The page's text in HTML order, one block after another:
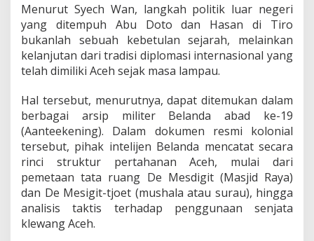
Menurut Syech Wan, langkah politik luar negeri
yang ditempuh Abu Doto dan Hasan di Tiro
bukanlah sebuah kebetulan sejarah, melainkan
kelanjutan dari tradisi diplomasi internasional yang
telah dimiliki Aceh sejak masa lampau.
Hal tersebut, menurutnya, dapat ditemukan dalam
berbagai arsip militer Belanda abad ke-19
(Aanteekening). Dalam dokumen resmi kolonial
tersebut, pihak intelijen Belanda mencatat secara
rinci struktur pertahanan Aceh, mulai dari
pemetaan tata ruang De Mesdigit (Masjid Raya)
dan De Mesigit-tjoet (mushala atau surau), hingga
analisis taktis terhadap penggunaan senjata
klewang Aceh.